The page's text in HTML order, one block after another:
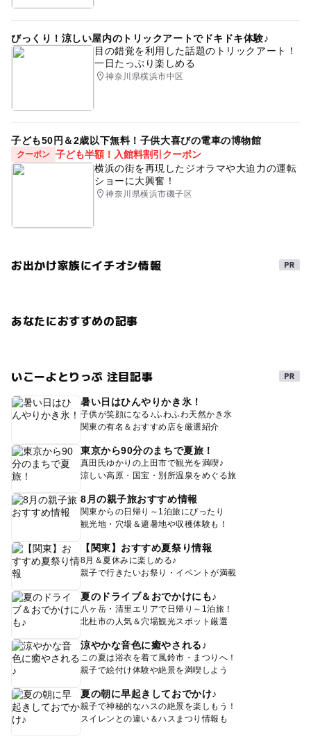
びっくり！涼しい屋内のトリックアートでドキドキ体験♪
目の錯覚を利用した話題のトリックアート！
一日たっぷり楽しめる
神奈川県横浜市中区
子ども50円＆2歳以下無料！子供大喜びの電車の博物館
クーポン 子ども半額！入館料割引クーポン
横浜の街を再現したジオラマや大迫力の運転
ショーに大興奮！
神奈川県横浜市磯子区
お出かけ家族にイチオシ情報
あなたにおすすめの記事
いこーよとりっぷ 注目記事
暑い日はひんやりかき氷！
子供が笑顔になる♪ふわふわ天然かき氷
関東の有名＆おすすめ店を厳選紹介
東京から90分のまちで夏旅！
真田氏ゆかりの上田市で観光を満喫♪
涼しい高原・国宝・別所温泉をめぐる旅
8月の親子旅おすすめ情報
関東からの日帰り～1泊旅にぴったり
観光地・穴場＆避暑地や収穫体験も！
【関東】おすすめ夏祭り情報
8月＆夏休みに楽しめる♪
親子で行きたいお祭り・イベントが満載
夏のドライブ＆おでかけにも♪
八ヶ岳・清里エリアで日帰り～1泊旅！
北杜市の人気＆穴場観光スポット厳選
涼やかな音色に癒やされる♪
この夏は浴衣を着て風鈴市・まつりへ！
親子で絵付け体験や絶景を満喫しよう
夏の朝に早起きしておでかけ♪
親子で神秘的なハスの絶景を楽しもう！
スイレンとの違い＆ハスまつり情報も